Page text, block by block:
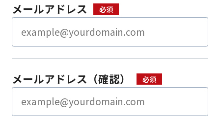
メールアドレス
メールアドレス（確認）